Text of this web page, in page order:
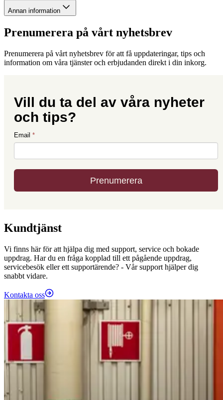
Annan information
Prenumerera på vårt nyhetsbrev
Prenumerera på vårt nyhetsbrev för att få uppdateringar, tips och
information om våra tjänster och erbjudanden direkt i din inkorg.
Kundtjänst
Vi finns här för att hjälpa dig med support, service och bokade
uppdrag. Har du en fråga kopplad till ett pågående uppdrag,
servicebesök eller ett supportärende? - Vår support hjälper dig
snabbt vidare.
Kontakta oss